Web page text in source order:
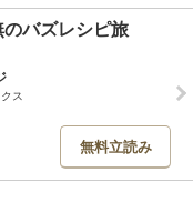
バズレシピ旅
ス
無料立読み